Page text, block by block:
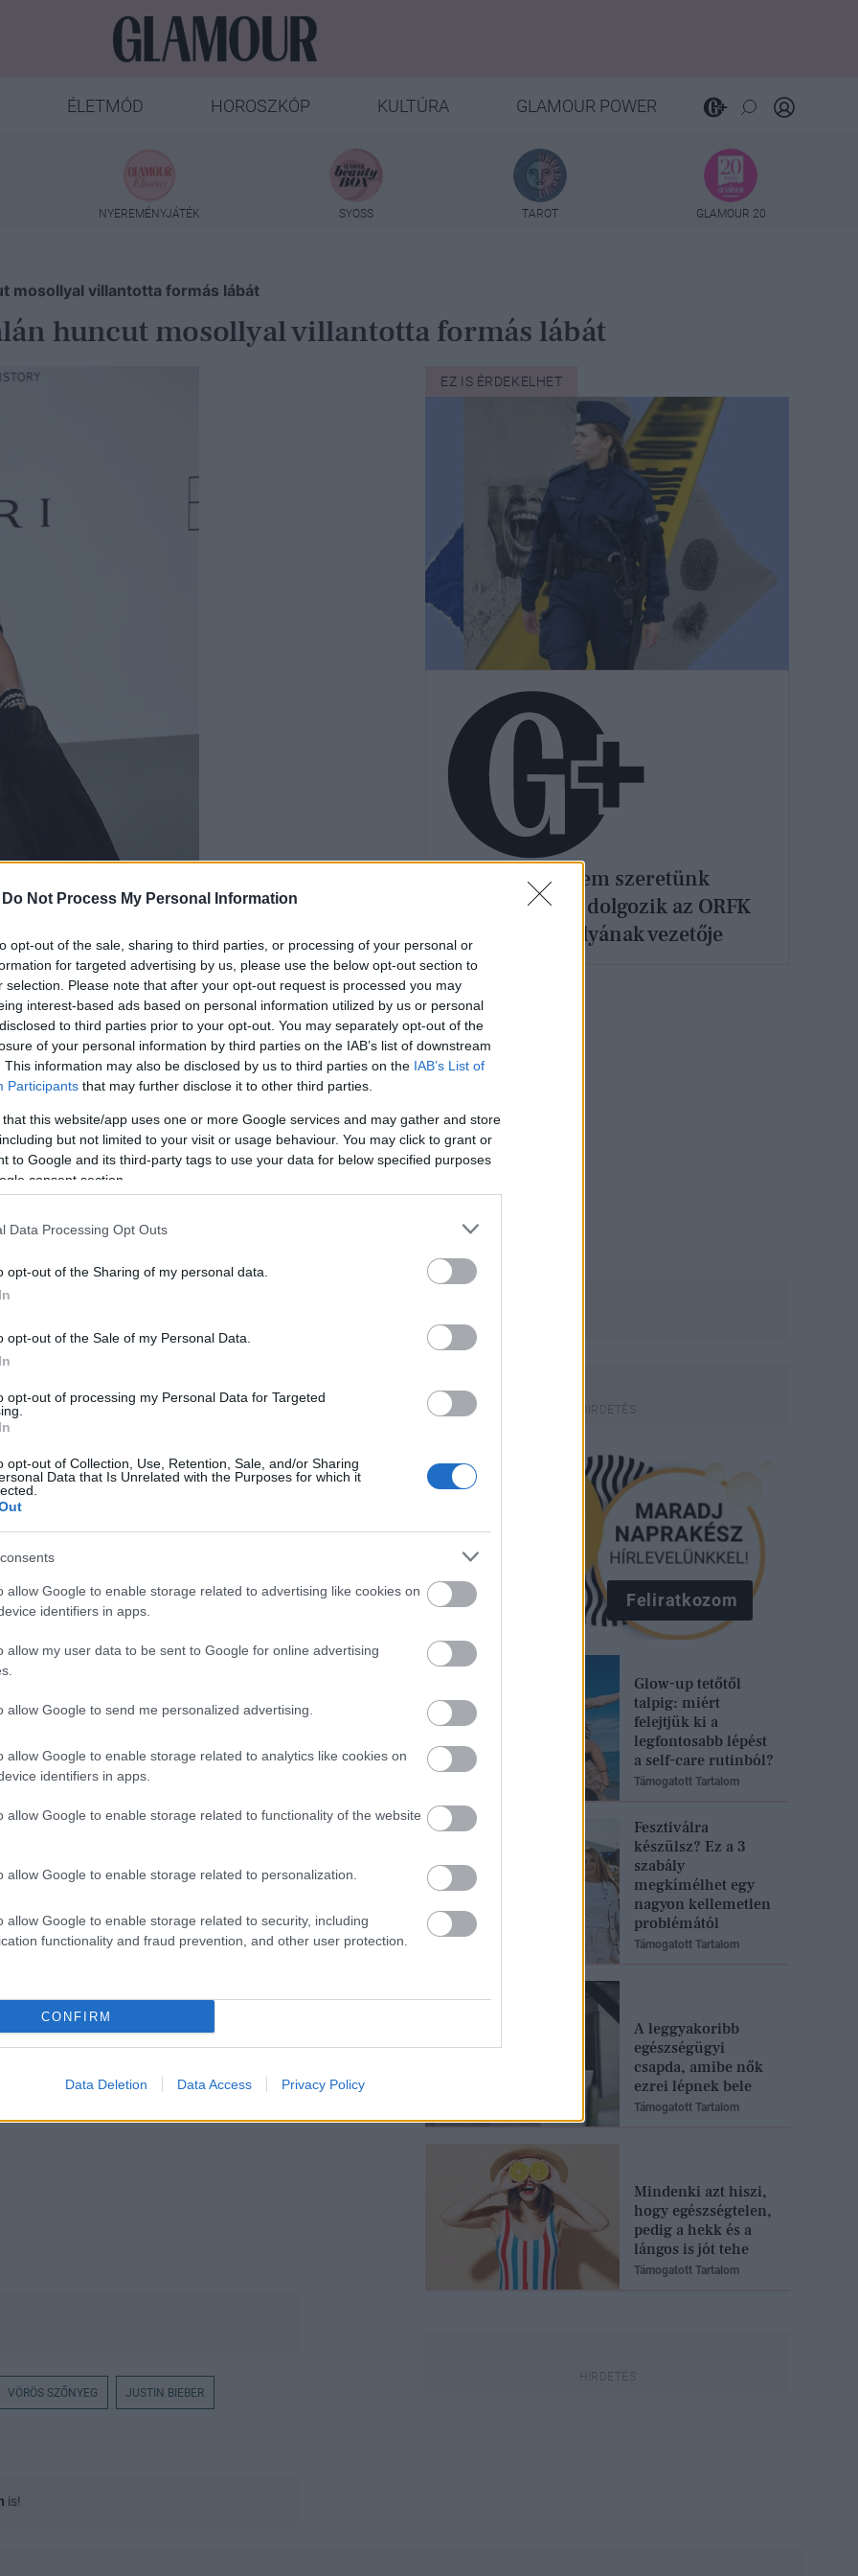
Do Not Process My Personal Information
opt-out of the sale, sharing to third parties, or processing of your personal or
for targeted advertising by us, please use the below opt-out section to
selection. Please note that after your opt-out request is processed you may
interest-based ads based on personal information utilized by us or personal
to third parties prior to your opt-out. You may separately opt-out of the
of your personal information by third parties on the IAB’s list of downstream
This information may also be disclosed by us to third parties on the IAB’s List of
Participants that may further disclose it to other third parties.
that this website/app uses one or more Google services and may gather and store
but not limited to your visit or usage behaviour. You may click to grant or
to Google and its third-party tags to use your data for below specified purposes
consent section.
Data Processing Opt Outs
opt-out of the Sharing of my personal data.
opt-out of the Sale of my Personal Data.
opt-out of processing my Personal Data for Targeted
opt-out of Collection, Use, Retention, Sale, and/or Sharing
Data that Is Unrelated with the Purposes for which it
allow Google to enable storage related to advertising like cookies on
identifiers in apps.
allow my user data to be sent to Google for online advertising
allow Google to send me personalized advertising.
allow Google to enable storage related to analytics like cookies on
identifiers in apps.
allow Google to enable storage related to functionality of the website
allow Google to enable storage related to personalization.
allow Google to enable storage related to security, including
functionality and fraud prevention, and other user protection.
CONFIRM
Data Deletion Data Access Privacy Policy
ÉLETMÓD HOROSZKÓP KULTÚRA GLAMOUR POWER
NYEREMÉNYJÁTÉK SYOSS TAROT GLAMOUR 20
mosollyal villantotta formás lábát
huncut mosollyal villantotta formás lábát
EZ IS ÉRDEKELHET
„Egyszerűen nem szeretünk
veszíteni” - Így dolgozik az ORFK
Felderítő Osztályának vezetője
Cannes-ban. Miután
egyik bemutatóján, majd
hogy is hiányozhatott volna
a legnagyobb sztárokéhoz
kis hazánk leghíresebb személye.
beszélve a rengeteg kritikáról, ami
is remekül teljesít, egy pillanatig
is csak úgy
a vörös szőnyeges eseményre,
átsejlő fekete, mély kivágású
Csak így tovább, Barbi, mi
huncut mosolyú szépség
megtaláld a glamour.hu
VÖRÖS SZŐNYEG JUSTIN BIEBER
is!
Feliratkozom
Glow-up tetőtől
talpig: miért
felejtjük ki a
legfontosabb lépést
a self-care rutinból?
Támogatott Tartalom
Fesztiválra
készülsz? Ez a 3
szabály
megkímélhet egy
nagyon kellemetlen
problémától
Támogatott Tartalom
A leggyakoribb
egészségügyi
csapda, amibe nők
ezrei lépnek bele
Támogatott Tartalom
Mindenki azt hiszi,
hogy egészségtelen,
pedig a hekk és a
lángos is jót tehe
Támogatott Tartalom